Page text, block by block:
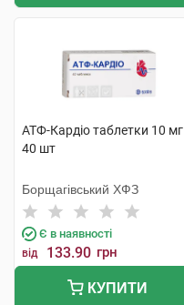
АТФ-Кардіо таблетки 10 мг
40 шт
Борщагівський ХФЗ
Є в наявності
від 133.90 грн
КУПИТИ